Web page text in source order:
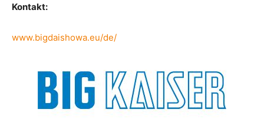
Kontakt:
www.bigdaishowa.eu/de/